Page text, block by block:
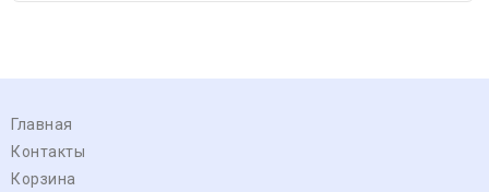
Главная
Контакты
Корзина